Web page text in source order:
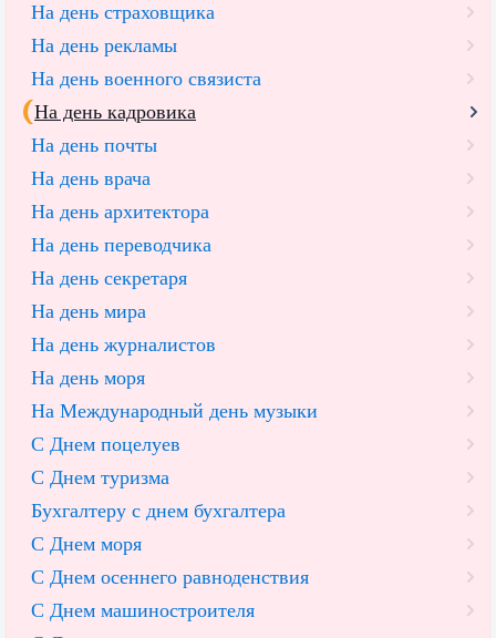
На день страховщика
На день рекламы
На день военного связиста
На день кадровика
На день почты
На день врача
На день архитектора
На день переводчика
На день секретаря
На день мира
На день журналистов
На день моря
На Международный день музыки
С Днем поцелуев
С Днем туризма
Бухгалтеру с днем бухгалтера
С Днем моря
С Днем осеннего равноденствия
С Днем машиностроителя